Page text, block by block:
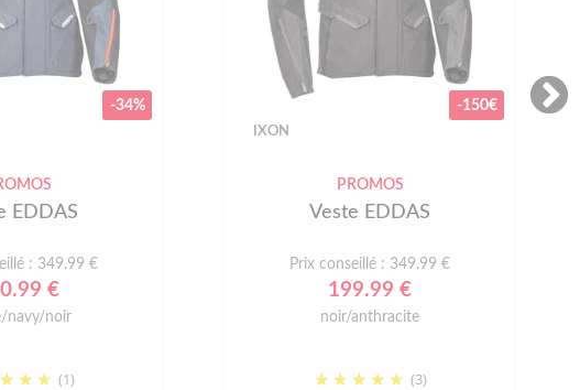
-34%
EDDAS
: 349.99 €
€
navy/noir
(1)
-150€
IXON
PROMOS
Veste EDDAS
Prix conseillé : 349.99 €
199.99 €
noir/anthracite
(3)